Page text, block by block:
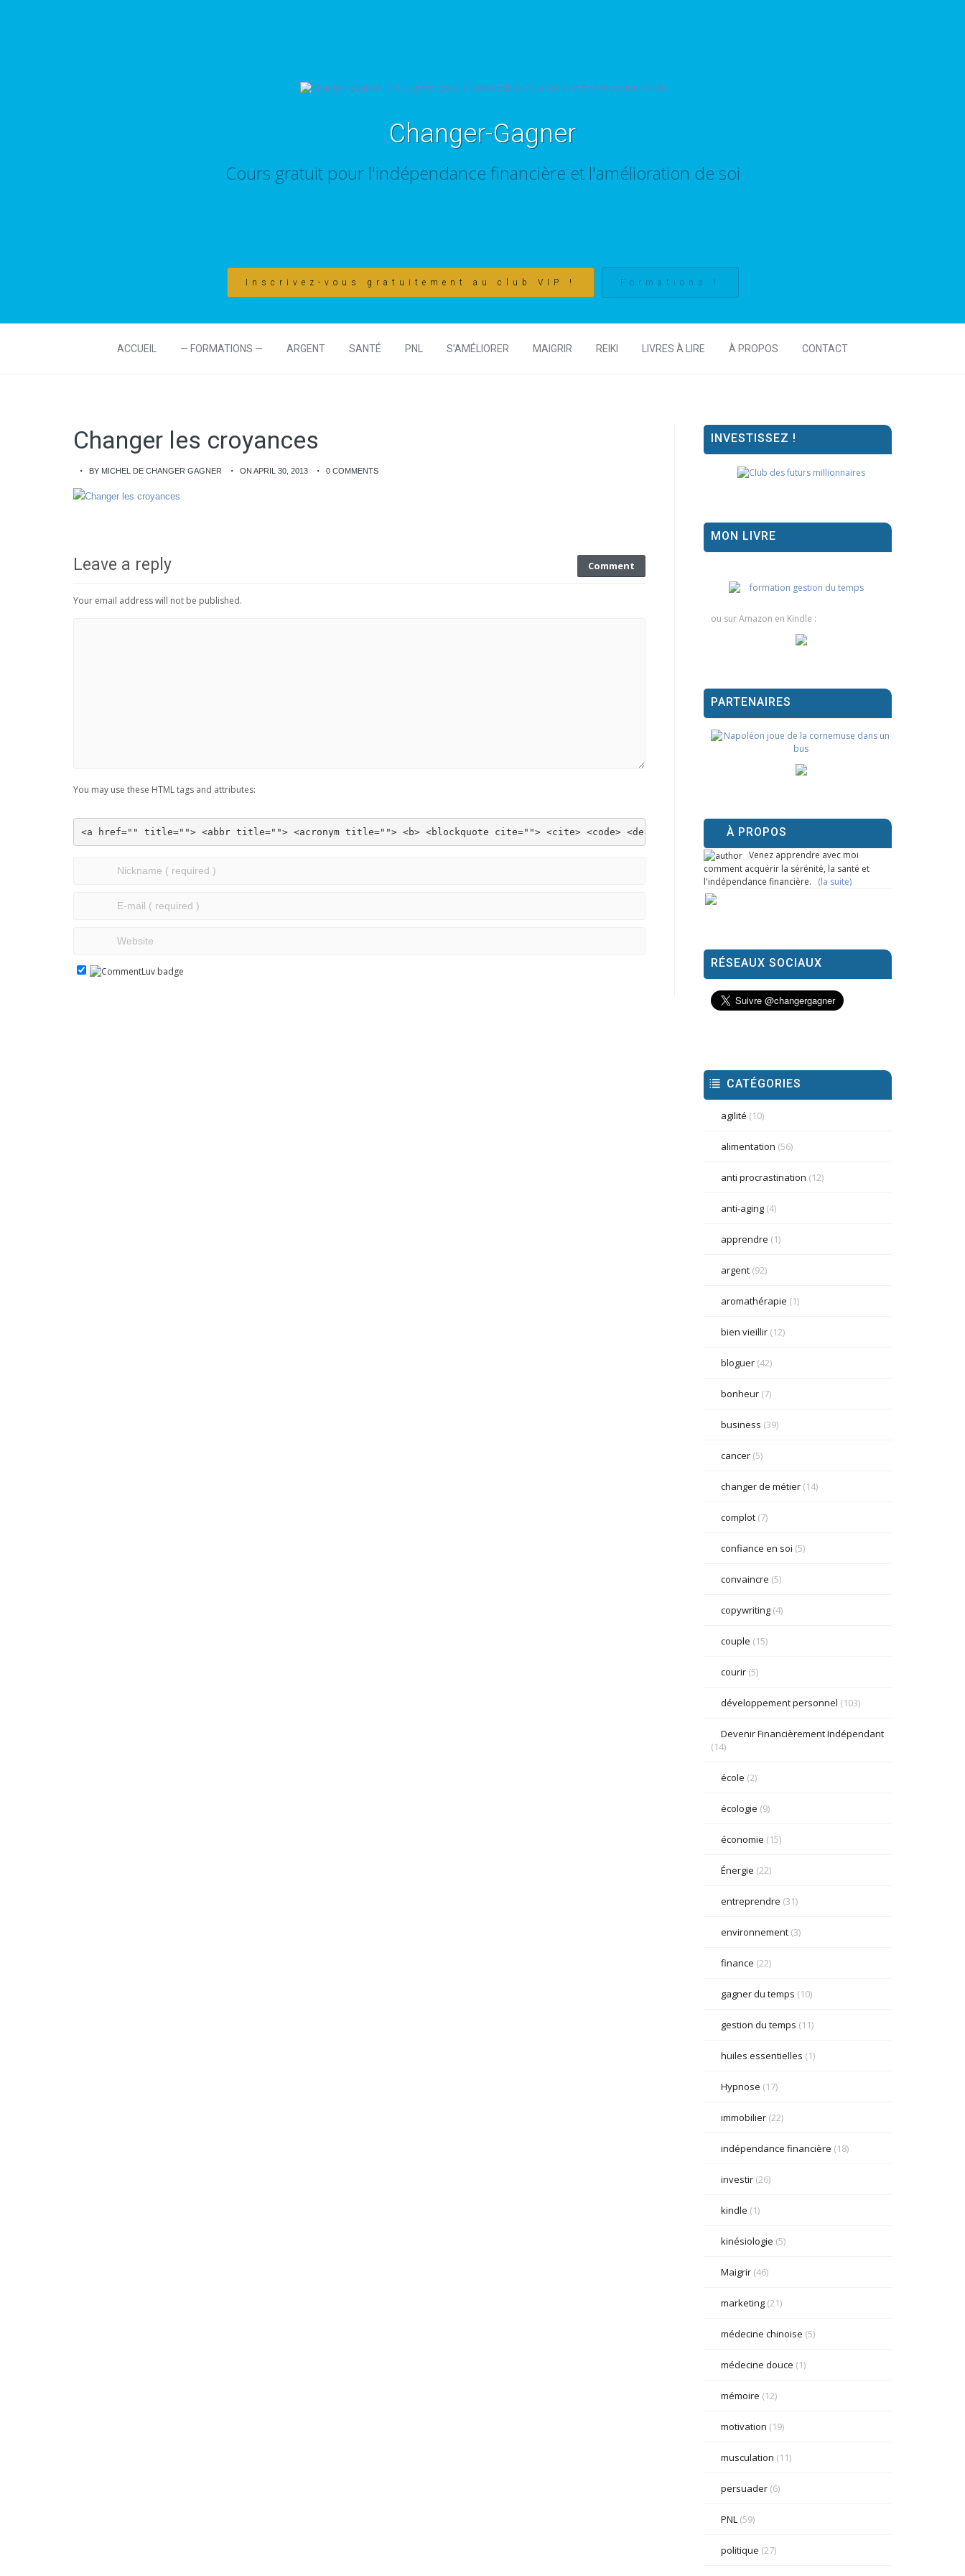
Changer-Gagner
Cours gratuit pour l'indépendance financière et l'amélioration de soi
Inscrivez-vous gratuitement au club VIP ! Formations !
ACCUEIL — FORMATIONS — ARGENT SANTÉ PNL S’AMÉLIORER MAIGRIR REIKI LIVRES À LIRE À PROPOS CONTACT
Changer les croyances
BY MICHEL DE CHANGER GAGNER ON APRIL 30, 2013 0 COMMENTS
Leave a reply Comment
Your email address will not be published.
You may use these HTML tags and attributes:
<a href="" title=""> <abbr title=""> <acronym title=""> <b> <blockquote cite=""> <cite> <code> <del datetime=""> <em> <i> <q cite=""> <strike> <strong>
INVESTISSEZ !
MON LIVRE
ou sur Amazon en Kindle :
PARTENAIRES
À PROPOS
Venez apprendre avec moi
comment acquérir la sérénité, la santé et
l'indépendance financière. (la suite)
RÉSEAUX SOCIAUX
CATÉGORIES
agilité (10)
alimentation (56)
anti procrastination (12)
anti-aging(4)
apprendre (1)
argent(92)
aromathérapie (1)
bien vieillir(12)
bloguer(42)
bonheur(7)
business (39)
cancer(5)
changer de métier(14)
complot(7)
confiance en soi (5)
convaincre (5)
copywriting(4)
couple (15)
courir(5)
développement personnel (103)
Devenir Financièrement Indépendant
(14)
école (2)
écologie (9)
économie (15)
Énergie (22)
entreprendre (31)
environnement(3)
finance (22)
gagner du temps (10)
gestion du temps (11)
huiles essentielles (1)
Hypnose (17)
immobilier(22)
indépendance financière (18)
investir(26)
kindle (1)
kinésiologie (5)
Maigrir(46)
marketing(21)
médecine chinoise (5)
médecine douce (1)
mémoire (12)
motivation (19)
musculation (11)
persuader(6)
PNL (59)
politique (27)